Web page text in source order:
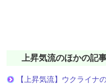
上昇気流のほかの記
【上昇気流】ウクライナ